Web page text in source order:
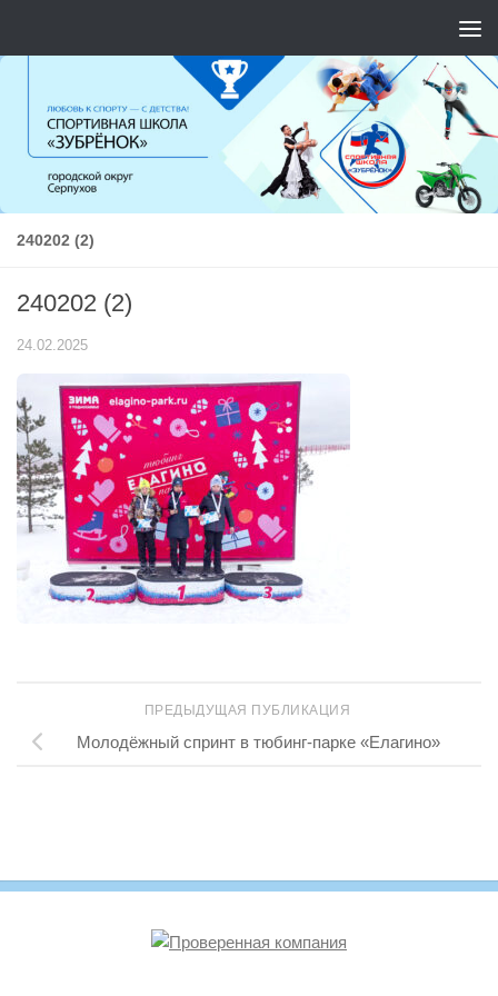
240202 (2)
240202 (2)
24.02.2025
ПРЕДЫДУЩАЯ ПУБЛИКАЦИЯ
Молодёжный спринт в тюбинг-парке «Елагино»